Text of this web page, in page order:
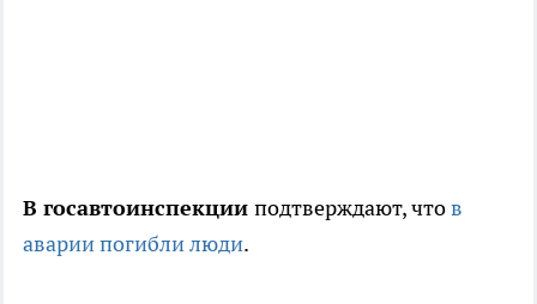
В госавтоинспекции подтверждают, чтов
аварии погибли люди.